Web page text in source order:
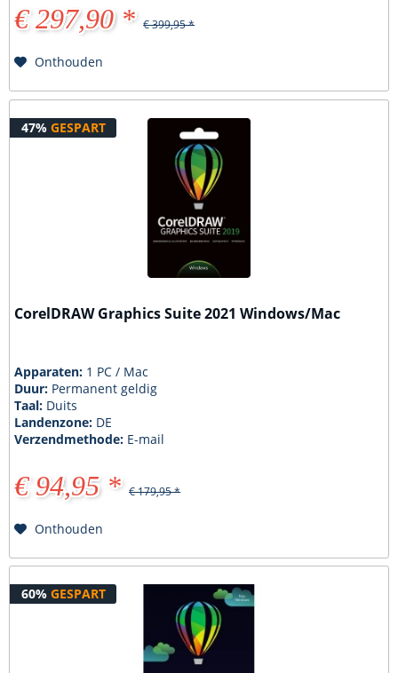
€ 297,90 * € 399,95 *
Onthouden
47% GESPART
CorelDRAW Graphics Suite 2021 Windows/Mac
Apparaten: 1 PC / Mac
Duur: Permanent geldig
Taal: Duits
Landenzone: DE
Verzendmethode: E-mail
€ 94,95 * € 179,95 *
Onthouden
60% GESPART